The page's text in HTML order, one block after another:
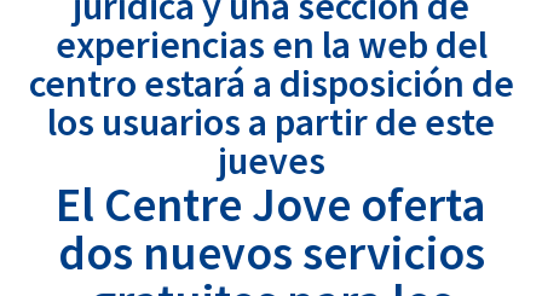
experiencias en la web del
centro estará a disposición de
los usuarios a partir de este
jueves
El Centre Jove oferta
dos nuevos servicios